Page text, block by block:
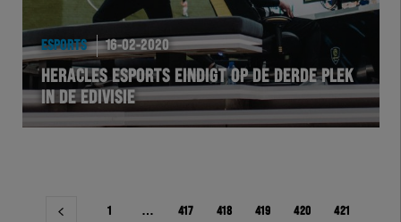
ESPORTS 16-02-2020
HERACLES ESPORTS EINDIGT OP DE DERDE PLEK
IN DE EDIVISIE
Berichtnavigatie
1 … 417 418 419 420 421